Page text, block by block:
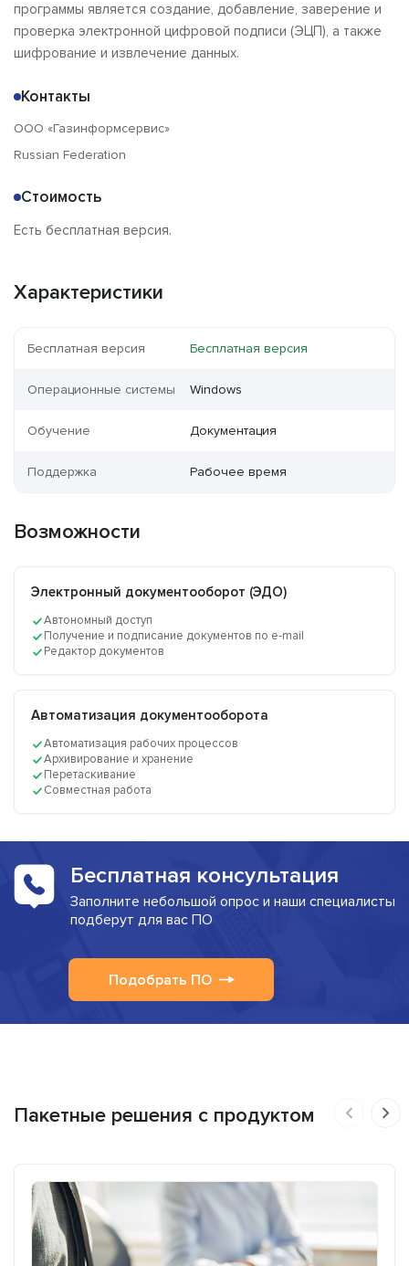
программы является создание, добавление, заверение и
проверка электронной цифровой подписи (ЭЦП), а также
шифрование и извлечение данных.
Контакты
ООО «Газинформсервис»
Russian Federation
Стоимость
Есть бесплатная версия.
Характеристики
Бесплатная версия Бесплатная версия
Операционные системы Windows
Обучение Документация
Поддержка Рабочее время
Возможности
Электронный документооборот (ЭДО)
Автономный доступ
Получение и подписание документов по e-mail
Редактор документов
Автоматизация документооборота
Автоматизация рабочих процессов
Архивирование и хранение
Перетаскивание
Совместная работа
Бесплатная консультация
Заполните небольшой опрос и наши специалисты
подберут для вас ПО
Подобрать ПО
Пакетные решения с продуктом